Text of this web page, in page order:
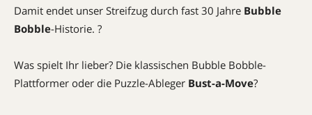
Damit endet unser Streifzug durch fast 30 Jahre Bubble
Bobble-Historie. ?
Was spielt Ihr lieber? Die klassischen Bubble Bobble-
Plattformer oder die Puzzle-Ableger Bust-a-Move?